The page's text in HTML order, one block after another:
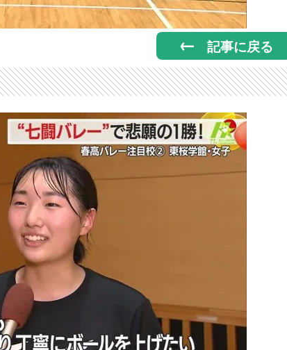
記事に戻る